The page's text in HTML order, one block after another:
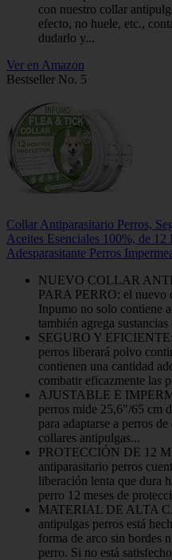
con nuestro collar
efecto, no huele, etc.,
dudarlo y...
Ver en Amazon
Bestseller No. 5
Collar Antiparasitario Perros,
Aceites Esenciales 100%, de
Adesparasitante Perros
NUEVO COLLAR
PARA PERRO: el nuevo
Inpumo no solo contiene
también agrega
SEGURO Y
perros liberará polvo
contienen una cantidad
combatir eficazmente las
AJUSTABLE E
perros mide 25,6"/65 cm
para adaptarse a perros
collares antipulgas...
PROTECCIÓN DE 12
antiparasitario perros
liberación lenta que dura
perro 12 meses de
MATERIAL DE ALTA
antipulgas perros está
forma de arco sin bordes
perro. Si no está